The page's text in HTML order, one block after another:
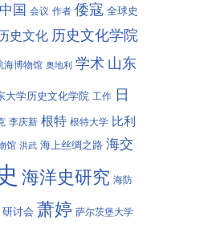
中国 会议 作者 倭寇 全球史
史文化 历史文化学院
海博物馆 奥地利 学术 山东
大学历史文化学院 工作 日
李庆新 根特 根特大学 比利
馆 洪武 海上丝绸之路 海交
海洋史研究 海防
研讨会 萧婷 萨尔茨堡大学